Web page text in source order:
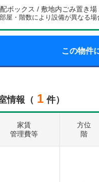
ボックス / 敷地内ごみ置き
屋・階数により設備が異なる場
この物件
情報（ 1 件）
家賃
管理費等
方位
階